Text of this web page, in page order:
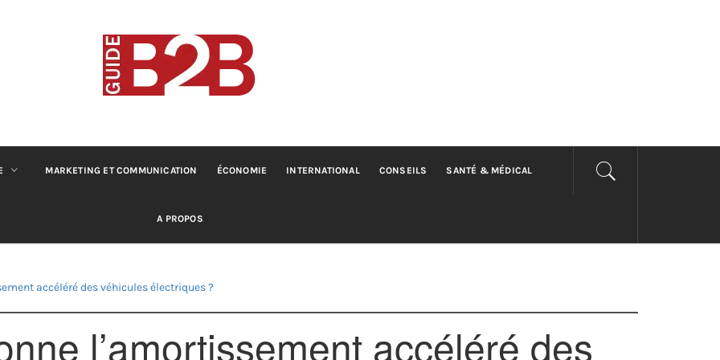
B2B GUIDE
MARKETING ET COMMUNICATION ÉCONOMIE INTERNATIONAL CONSEILS SANTÉ & MÉDICAL
A PROPOS
accéléré des véhicules électriques ?
l’amortissement accéléré des